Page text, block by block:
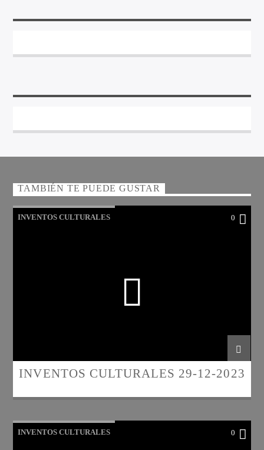
TAMBIÉN TE PUEDE GUSTAR
INVENTOS CULTURALES 0
INVENTOS CULTURALES 29-12-2023
INVENTOS CULTURALES 0